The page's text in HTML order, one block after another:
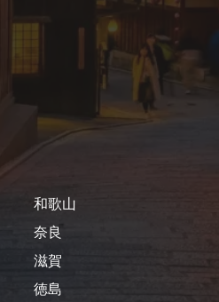
和歌山
奈良
滋賀
徳島